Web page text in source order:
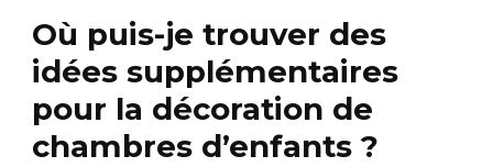
Où puis-je trouver des
idées supplémentaires
pour la décoration de
chambres d’enfants ?